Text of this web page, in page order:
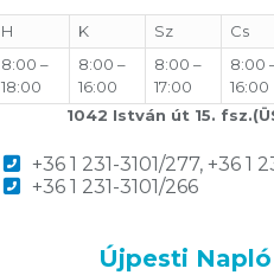
H K Sz Cs
8:00 –
18:00
8:00 –
16:00
8:00 –
17:00
8:00
16:00
1042 István út 15.
+36 1 231-3101/277, +36 1
+36 1 231-3101/266
Újpesti Napló